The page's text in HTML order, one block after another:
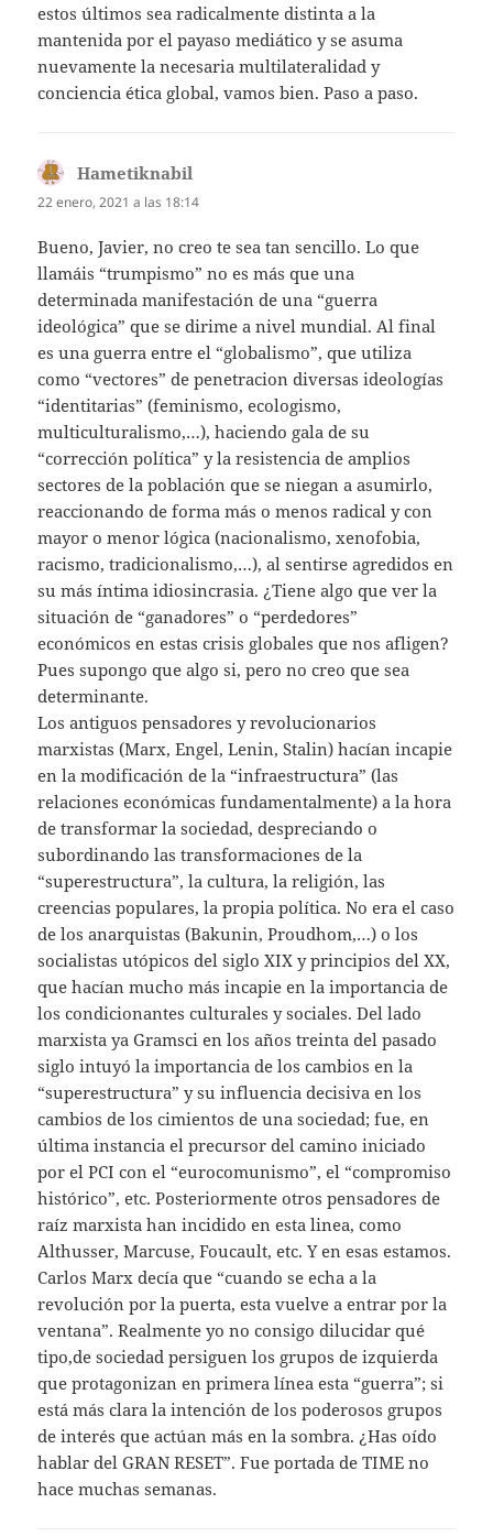
estos últimos sea radicalmente distinta a la
mantenida por el payaso mediático y se asuma
nuevamente la necesaria multilateralidad y
conciencia ética global, vamos bien. Paso a paso.
Hametiknabil
22 enero, 2021 a las 18:14
Bueno, Javier, no creo te sea tan sencillo. Lo que
llamáis “trumpismo” no es más que una
determinada manifestación de una “guerra
ideológica” que se dirime a nivel mundial. Al final
es una guerra entre el “globalismo”, que utiliza
como “vectores” de penetracion diversas ideologías
“identitarias” (feminismo, ecologismo,
multiculturalismo,…), haciendo gala de su
“corrección política” y la resistencia de amplios
sectores de la población que se niegan a asumirlo,
reaccionando de forma más o menos radical y con
mayor o menor lógica (nacionalismo, xenofobia,
racismo, tradicionalismo,…), al sentirse agredidos en
su más íntima idiosincrasia. ¿Tiene algo que ver la
situación de “ganadores” o “perdedores”
económicos en estas crisis globales que nos afligen?
Pues supongo que algo si, pero no creo que sea
determinante.
Los antiguos pensadores y revolucionarios
marxistas (Marx, Engel, Lenin, Stalin) hacían incapie
en la modificación de la “infraestructura” (las
relaciones económicas fundamentalmente) a la hora
de transformar la sociedad, despreciando o
subordinando las transformaciones de la
“superestructura”, la cultura, la religión, las
creencias populares, la propia política. No era el caso
de los anarquistas (Bakunin, Proudhom,…) o los
socialistas utópicos del siglo XIX y principios del XX,
que hacían mucho más incapie en la importancia de
los condicionantes culturales y sociales. Del lado
marxista ya Gramsci en los años treinta del pasado
siglo intuyó la importancia de los cambios en la
“superestructura” y su influencia decisiva en los
cambios de los cimientos de una sociedad; fue, en
última instancia el precursor del camino iniciado
por el PCI con el “eurocomunismo”, el “compromiso
histórico”, etc. Posteriormente otros pensadores de
raíz marxista han incidido en esta linea, como
Althusser, Marcuse, Foucault, etc. Y en esas estamos.
Carlos Marx decía que “cuando se echa a la
revolución por la puerta, esta vuelve a entrar por la
ventana”. Realmente yo no consigo dilucidar qué
tipo,de sociedad persiguen los grupos de izquierda
que protagonizan en primera línea esta “guerra”; si
está más clara la intención de los poderosos grupos
de interés que actúan más en la sombra. ¿Has oído
hablar del GRAN RESET”. Fue portada de TIME no
hace muchas semanas.